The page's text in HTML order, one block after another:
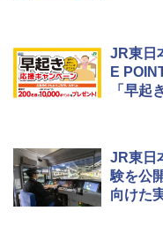
JR東日
E
「早起
JR東日
験を公
向けた